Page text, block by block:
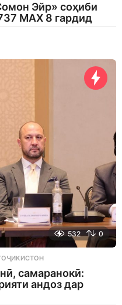
Эйр» соҳиби
MAX 8 гардид
532 0
самаранокӣ:
андоз дар